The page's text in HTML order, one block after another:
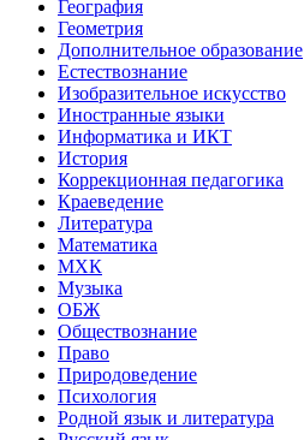
География
Геометрия
Дополнительное образование
Естествознание
Изобразительное искусство
Иностранные языки
Информатика и ИКТ
История
Коррекционная педагогика
Краеведение
Литература
Математика
МХК
Музыка
ОБЖ
Обществознание
Право
Природоведение
Психология
Родной язык и литература